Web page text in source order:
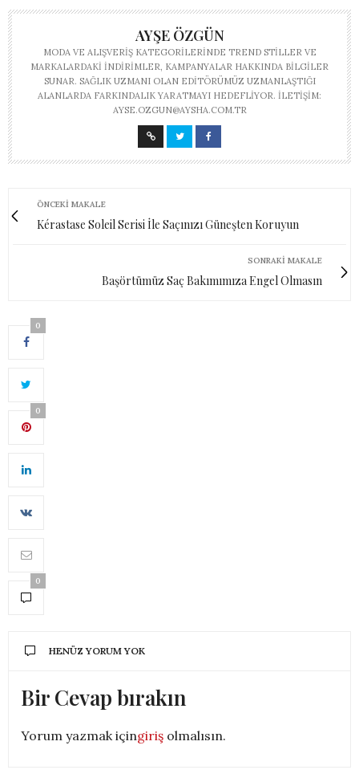
AYŞE ÖZGÜN
MODA VE ALIŞVERIŞ KATEGORILERINDE TREND STILLER VE
MARKALARDAKI INDIRIMLER, KAMPANYALAR HAKKINDA BILGILER
SUNAR. SAĞLIK UZMANI OLAN EDITÖRÜMÜZ UZMANLAŞTIĞI
ALANLARDA FARKINDALIK YARATMAYI HEDEFLIYOR. İLETIŞIM:
AYSE.OZGUN@AYSHA.COM.TR
ÖNCEKI MAKALE
Kérastase Soleil Serisi İle Saçınızı Güneşten Koruyun
SONRAKI MAKALE
Başörtümüz Saç Bakımımıza Engel Olmasın
0
0
0
HENÜZ YORUM YOK
Bir Cevap bırakın
Yorum yazmak içingiriş olmalısın.